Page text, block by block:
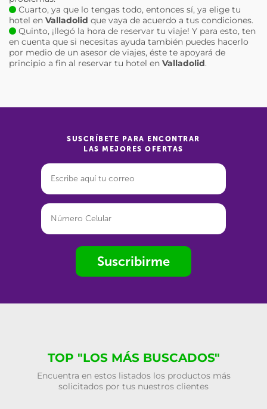
Cuarto, ya que lo tengas todo, entonces sí, ya elige tu
hotel en Valladolid que vaya de acuerdo a tus condiciones.
Quinto, ¡llegó la hora de reservar tu viaje! Y para esto, ten
en cuenta que si necesitas ayuda también puedes hacerlo
por medio de un asesor de viajes, éste te apoyará de
principio a fin al reservar tu hotel en Valladolid.
SUSCRÍBETE PARA ENCONTRAR
LAS MEJORES OFERTAS
Suscribirme
TOP "LOS MÁS BUSCADOS"
Encuentra en estos listados los productos más
solicitados por tus nuestros clientes